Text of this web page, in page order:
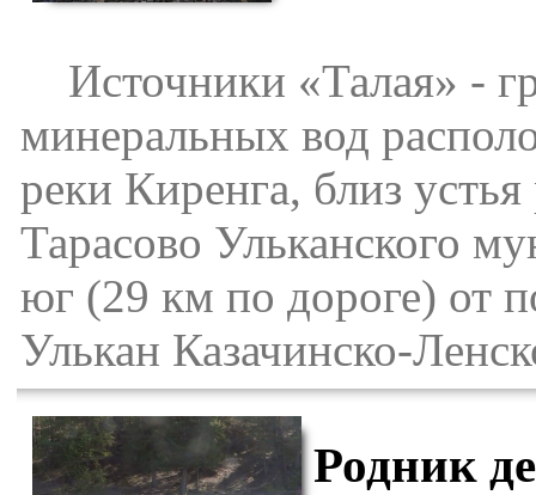
Источники «Талая» -
минеральных вод
реки Киренга, близ
Тарасово Ульканского
юг (29 км по дороге) от
Улькан Казачинско-
Родник